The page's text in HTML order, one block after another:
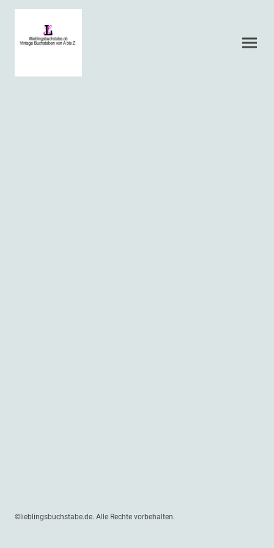
©lieblingsbuchstabe.de. Alle Rechte vorbehalten.